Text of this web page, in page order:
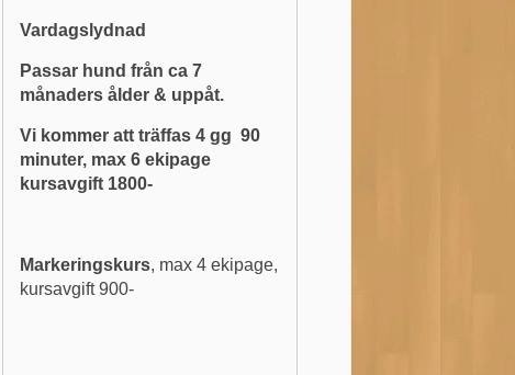
Vardagslydnad
Passar hund från ca 7
månaders ålder & uppåt.
Vi kommer att träffas 4 gg 90
minuter, max 6 ekipage
kursavgift 1800-
Markeringskurs, max 4 ekipage,
kursavgift 900-